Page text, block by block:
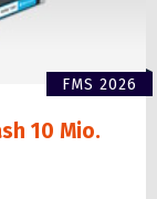
FMS 2026
10 Mio.